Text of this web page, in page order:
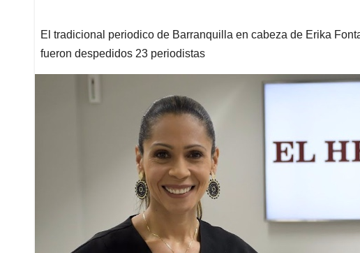
El tradicional periodico de Barranquilla en cabeza de Erika
fueron despedidos 23 periodistas